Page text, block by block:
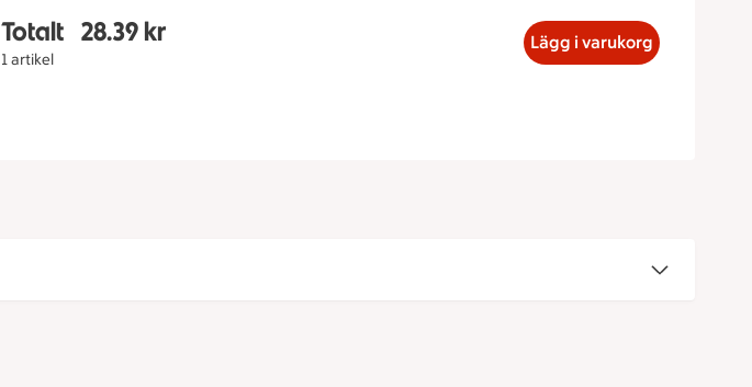
Totalt
1 artikel
Totalt 1 stycken Mozzarellasallad, 28.39 kronor
28.39 kr Lägg i varukorg